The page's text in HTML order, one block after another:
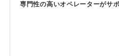
専門性の高いオペレーターがサ